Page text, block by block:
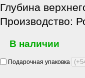
Глубина
Производство:
В наличии
Подарочная упаковка